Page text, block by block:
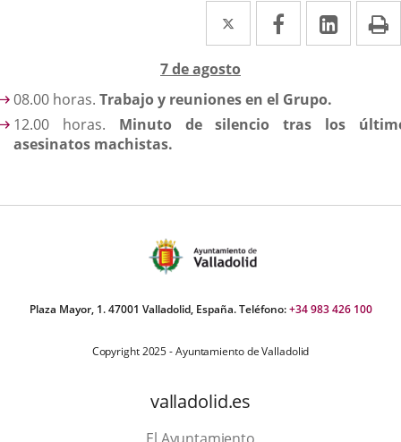
Twitter
Enlace
a
una
aplicación
externa.
Facebook
Enlace
a
aplicación
externa.
Enlace
a
7 de agosto
08.00 horas. Trabajo y reuniones en el Grupo.
12.00 horas. Minuto de silencio tras los
asesinatos machistas.
Plaza Mayor, 1. 47001 Valladolid, España. Teléfono:+34 983 426 100
Copyright 2025 - Ayuntamiento de Valladolid
valladolid.es